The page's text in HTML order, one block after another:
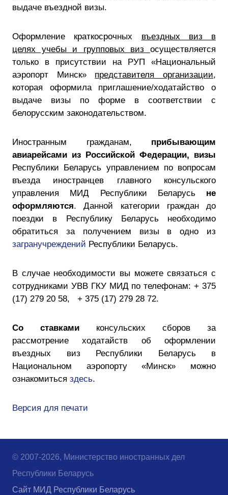
выдаче въездной визы.
Оформление краткосрочных въездных виз в
целях учебы и групповых виз осуществляется
только в присутствии на РУП «Национальный
аэропорт Минск» представителя организации,
которая оформила приглашение/ходатайство о
выдаче визы по форме в соответствии с
белорусским законодательством.
Иностранным гражданам, прибывающим
авиарейсами из Российской Федерации, визы
Республики Беларусь управлением по вопросам
въезда иностранцев главного консульского
управления МИД Республики Беларусь не
оформляются. Данной категории граждан до
поездки в Республику Беларусь необходимо
обратиться за получением визы в одно из
загранучреждений Республики Беларусь.
В случае необходимости вы можете связаться с
сотрудниками УВВ ГКУ МИД по телефонам: + 375
(17) 279 20 58, + 375 (17) 279 28 72.
Со ставками консульских сборов за
рассмотрение ходатайств об оформлении
въездных виз Республики Беларусь в
Национальном аэропорту «Минск» можно
ознакомиться здесь.
Версия для печати
© 2007-2026, Министерство иностранных дел
Республики Беларусь
Сайт МИД Республики Беларусь